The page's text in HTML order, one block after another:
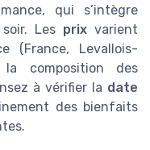
qui s’intègre
Les prix varient
(France, Levallois-
composition des
à vérifier la date
des bienfaits